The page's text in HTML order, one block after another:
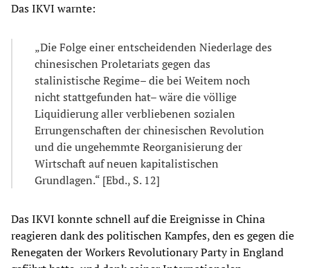
Das IKVI warnte:
„Die Folge einer entscheidenden Niederlage des
chinesischen Proletariats gegen das
stalinistische Regime– die bei Weitem noch
nicht stattgefunden hat– wäre die völlige
Liquidierung aller verbliebenen sozialen
Errungenschaften der chinesischen Revolution
und die ungehemmte Reorganisierung der
Wirtschaft auf neuen kapitalistischen
Grundlagen.“ [Ebd., S. 12]
Das IKVI konnte schnell auf die Ereignisse in China
reagieren dank des politischen Kampfes, den es gegen die
Renegaten der Workers Revolutionary Party in England